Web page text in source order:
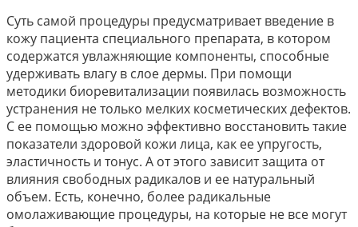
Суть самой процедуры предусматривает введение в
кожу пациента специального препарата, в котором
содержатся увлажняющие компоненты, способные
удерживать влагу в слое дермы. При помощи
методики биоревитализации появилась возможность
устранения не только мелких косметических дефектов.
С ее помощью можно эффективно восстановить такие
показатели здоровой кожи лица, как ее упругость,
эластичность и тонус. А от этого зависит защита от
влияния свободных радикалов и ее натуральный
объем. Есть, конечно, более радикальные
омолаживающие процедуры, на которые не все могут